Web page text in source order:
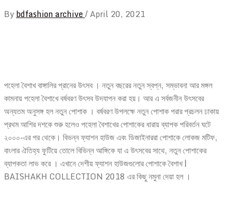
Bybdfashion archive/April 20, 2021
পহেলা বৈশাখ বাঙ্গালির প্রানের উৎসব । নতুন বছরের নতুন স্বপ্ন, সম্ভাবনা আর মঙ্গল
কামনায় পহেলা বৈশাখে বর্ষবরণ উৎসব উদযাপন করা হয়। আর এ সর্বজনীন উৎসবের
অন্যতম অনুসঙ্গ হল নতুন পোশাক । বর্ষবরণ উপলক্ষে নতুন পোশাক পরার প্রচলন ঢাকায়
প্রথম আশির দশকে শুরু হলেও পহেলা বৈশাখের পোশাকের ধারায় ব্যাপক পরিবর্তন ঘটে
২০০০-এর পর থেকে। বিভন্ন ফ্যাশন হাউজ এবং ডিজাইনাররা পোশাকে লোকজ মটিফ,
বাংলার ঐতিহ্য ফুটিয়ে তোলে বিভিন্ন আঙ্গিকে যা এ উৎসবের সাথে, নতুন পোশাকের
ব্যাপকতা লাভ করে । এখানে দেশীয় ফ্যাশন হাউজগুলোর পোশাকে বৈশাখ |
BAISHAKH COLLECTION 2018 এর কিছু নমুনা দেয়া হল ।